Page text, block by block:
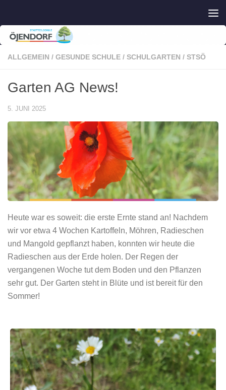
ALLGEMEIN / GESUNDE SCHULE / SCHULGARTEN / STSÖ
Garten AG News!
5. JUNI 2025
Heute war es soweit: die erste Ernte stand an! Nachdem
wir vor etwa 4 Wochen Kartoffeln, Möhren, Radieschen
und Mangold gepflanzt haben, konnten wir heute die
Radieschen aus der Erde holen. Der Regen der
vergangenen Woche tut dem Boden und den Pflanzen
sehr gut. Der Garten steht in Blüte und ist bereit für den
Sommer!